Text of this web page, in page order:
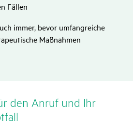
Fällen
immer, bevor umfangreiche
Maßnahmen
den Anruf und Ihr